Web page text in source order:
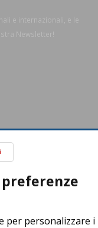
e internazionali, e le
Newsletter!
preferenze
per personalizzare i
(BS) - P. Iva: